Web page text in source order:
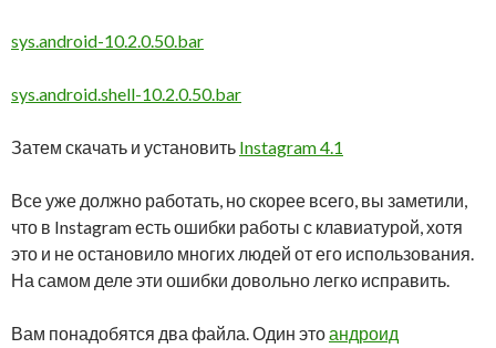
sys.android-10.2.0.50.bar
sys.android.shell-10.2.0.50.bar
Затем скачать и установить Instagram 4.1
Все уже должно работать, но скорее всего, вы заметили,
что в Instagram есть ошибки работы с клавиатурой, хотя
это и не остановило многих людей от его использования.
На самом деле эти ошибки довольно легко исправить.
Вам понадобятся два файла. Один этоандроид